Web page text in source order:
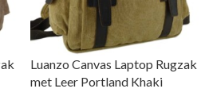
Luanzo Canvas Laptop Rugzak
met Leer Portland Khaki